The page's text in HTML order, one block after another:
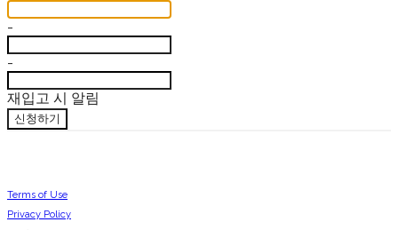
-
-
재입고 시 알림
신청하기
Terms of Use
Privacy Policy